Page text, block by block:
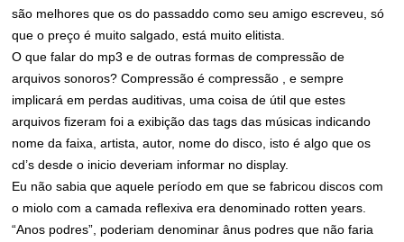
são melhores que os do passaddo como seu amigo escreveu, só
que o preço é muito salgado, está muito elitista.
O que falar do mp3 e de outras formas de compressão de
arquivos sonoros? Compressão é compressão , e sempre
implicará em perdas auditivas, uma coisa de útil que estes
arquivos fizeram foi a exibição das tags das músicas indicando
nome da faixa, artista, autor, nome do disco, isto é algo que os
cd’s desde o inicio deveriam informar no display.
Eu não sabia que aquele período em que se fabricou discos com
o miolo com a camada reflexiva era denominado rotten years.
“Anos podres”, poderiam denominar ânus podres que não faria